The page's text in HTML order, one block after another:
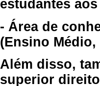
estudantes
- Área de
(Ensino
Além disso,
superior